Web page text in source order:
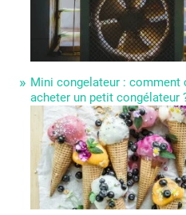
Mini congelateur : comment
acheter un petit congélateur